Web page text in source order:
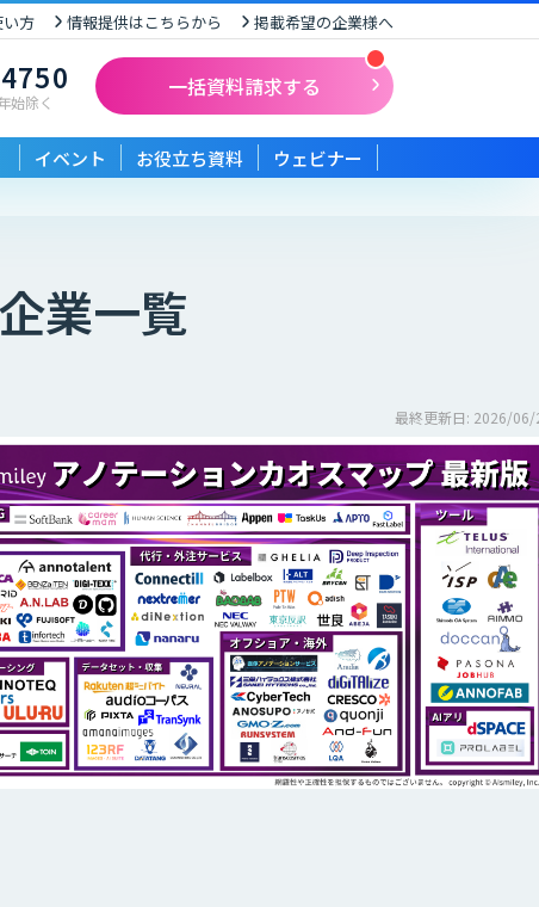
方 情報提供はこちらから 掲載希望の企業様へ
始除く
一括資料請求する
イベント お役立ち資料 ウェビナー
業一覧
最終更新日: 2026/06/